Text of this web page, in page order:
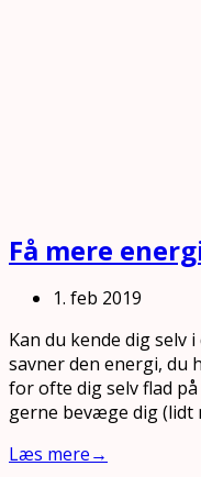
Få mere
1. feb 2019
Kan du kende dig selv
savner den energi, du
for ofte dig selv flad
gerne bevæge dig (lidt
Læs mere→